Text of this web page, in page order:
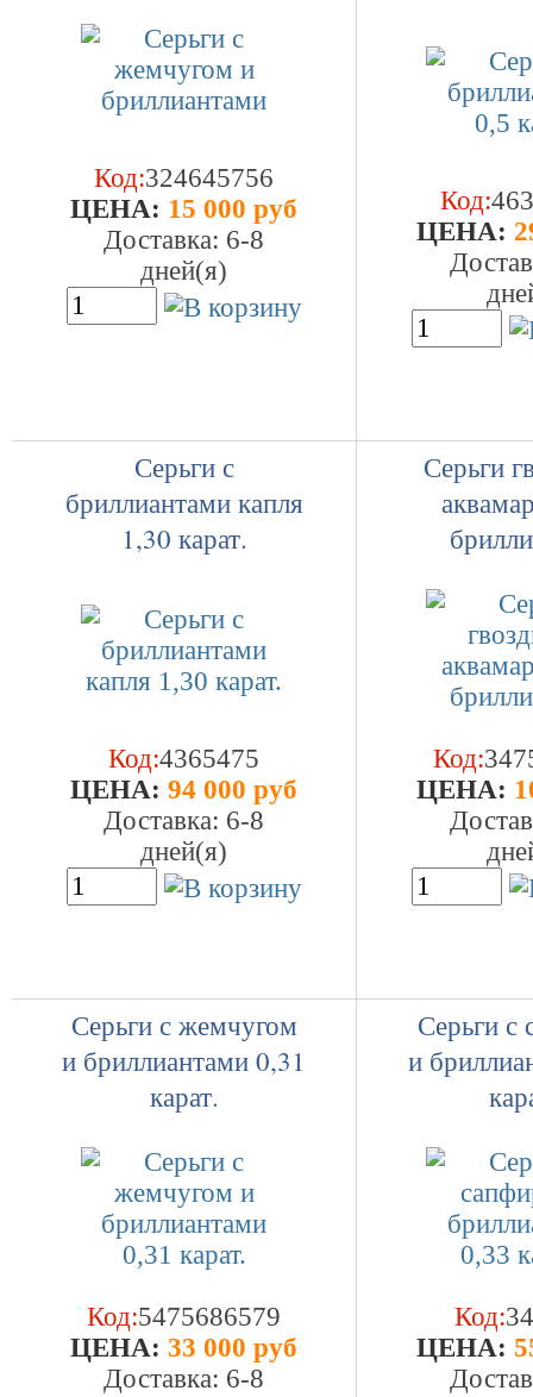
Код:324645756
ЦEHA: 15 000 руб
Доставка: 6-8
дней(я)
Код:
ЦEHA:
Серьги с
бриллиантами капля
1,30 карат.
Код:4365475
ЦEHA: 94 000 руб
Доставка: 6-8
дней(я)
Серьги
Код:
ЦEHA:
Серьги с жемчугом
и бриллиантами 0,31
карат.
Код:5475686579
ЦEHA: 33 000 руб
Доставка: 6-8
Серьги с
и
Код:
ЦEHA: